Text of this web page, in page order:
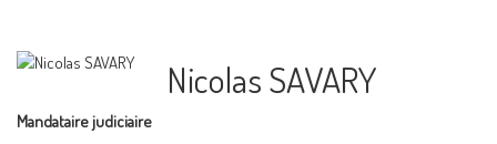
Nicolas SAVARY
Mandataire judiciaire